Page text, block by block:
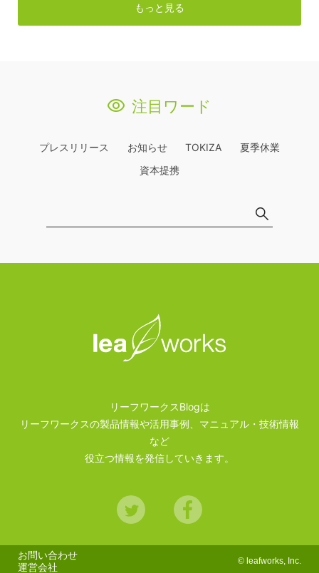
もっと見る
注目ワード
プレスリリース お知らせ TOKIZA
夏季休業
資本提携
リーフワークスBlogは
リーフワークスの製品情報や活用事例、マニュアル・技術情報
など
役立つ情報を発信していきます。
Twitter
お問い合わせ
運営会社
© leafworks, Inc.